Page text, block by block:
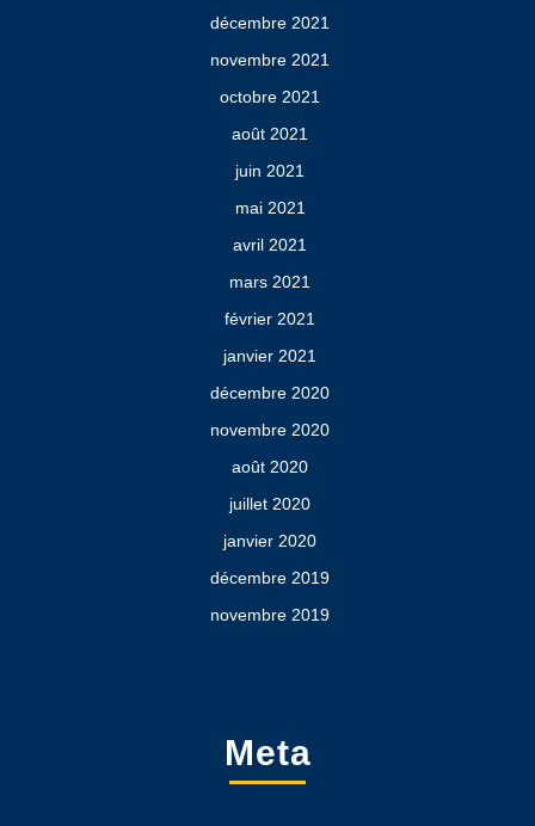
décembre 2021
novembre 2021
octobre 2021
août 2021
juin 2021
mai 2021
avril 2021
mars 2021
février 2021
janvier 2021
décembre 2020
novembre 2020
août 2020
juillet 2020
janvier 2020
décembre 2019
novembre 2019
Meta